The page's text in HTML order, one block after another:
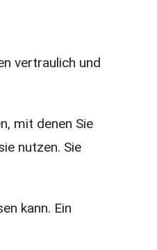
vertraulich und
mit denen Sie
nutzen. Sie
kann. Ein